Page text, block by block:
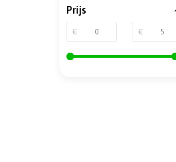
Prijs
€ €